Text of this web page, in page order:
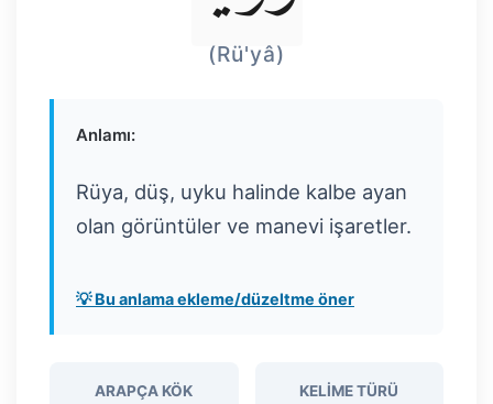
(Rü'yâ)
Anlamı:
Rüya, düş, uyku halinde kalbe ayan
olan görüntüler ve manevi işaretler.
💡 Bu anlama ekleme/düzeltme öner
ARAPÇA KÖK KELIME TÜRÜ